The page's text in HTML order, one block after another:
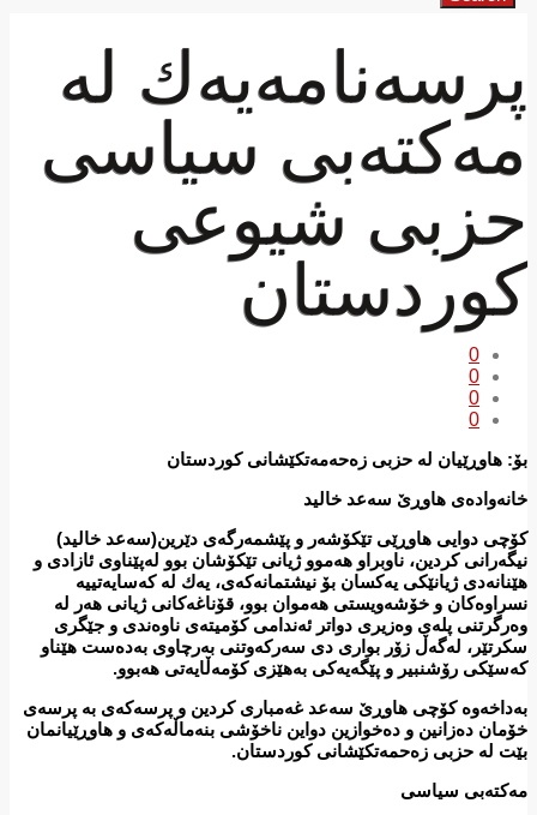
پرسەنامەیەك لە
مەكتەبی سیاسی
حزبی شیوعی
كوردستان
0
0
0
0
بۆ: هاوڕێیان لە حزبی زەحەمەتكێشانی كوردستان
خانەوادەی هاوڕێ‌ سەعد خالید
كۆچی دوایی هاوڕێی تێكۆشەر و پێشمەرگەی دێرین(سەعد خالید)
نیگەرانی كردین، ناوبراو هەموو ژیانی تێكۆشان بوو لەپێناوی ئازادی و
هێنانەدی ژیانێكی یەكسان بۆ نیشتمانەكەی، یەك لە كەسایەتییە
نسراوەكان و خۆشەویستی هەموان بوو، قۆناغەكانی ژیانی هەر لە
وەرگرتنی پلەی وەزیری دواتر ئەندامی كۆمیتەی ناوەندی و جێگری
سكرتێر، لەگەڵ زۆر بواری دی سەركەوتنی بەرچاوی بەدەست هێناو
كەسێكی رۆشنبیر و پێگەیەكی بەهێزی كۆمەڵایەتی هەبوو.
بەداخەوە كۆچی هاوڕێ‌ سەعد غەمباری كردین و پرسەكەی بە پرسەی
خۆمان دەزانین و دەخوازین دواین ناخۆشی بنەماڵەكەی و هاوڕێیانمان
بێت لە حزبی زەحمەتكێشانی كوردستان.
مەكتەبی سیاسی